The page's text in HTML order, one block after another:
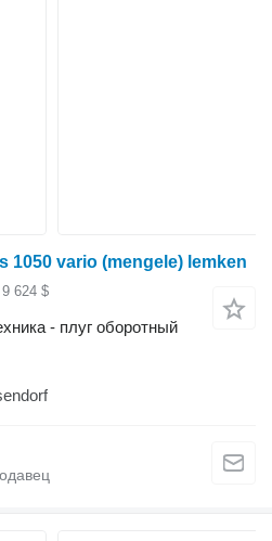
1050 vario (mengele) lemken
624 $
- плуг оборотный